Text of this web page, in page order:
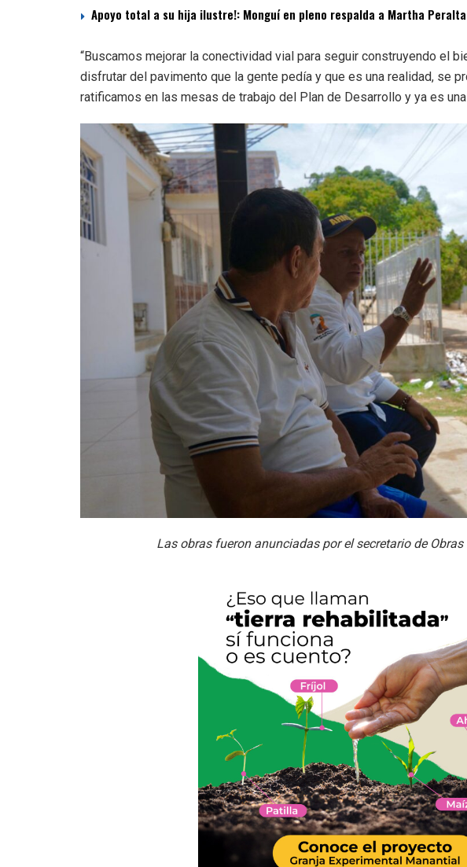
Apoyo total a su hija ilustre!: Monguí en pleno respalda a Martha
“Buscamos mejorar la conectividad vial para seguir construyendo el
disfrutar del pavimento que la gente pedía y que es una realidad, se
ratificamos en las mesas de trabajo del Plan de Desarrollo y ya es una
Las obras fueron anunciadas por el secretario de Obras